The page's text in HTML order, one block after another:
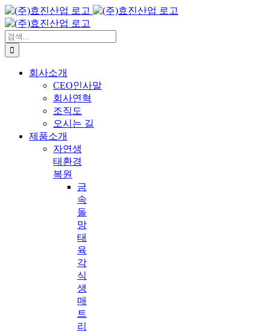
콘
텐
츠
로
건
검
색:
회사소개
CEO인사말
회사연혁
조직도
오시는 길
제품소개
자연생
태환경
복원
금
속
돌
망
태
육
각
식
생
매
트
리